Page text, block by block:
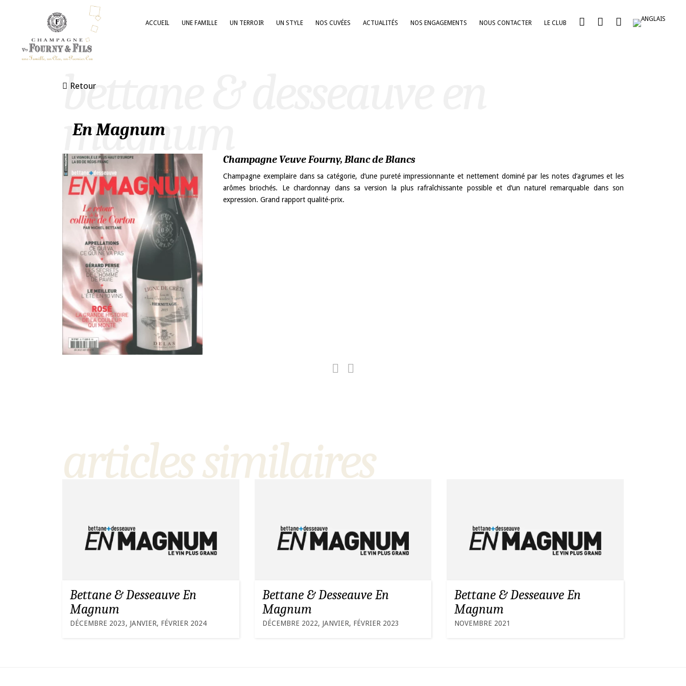
ACCUEIL UNE FAMILLE UN TERROIR UN STYLE NOS CUVÉES ACTUALITÉS NOS ENGAGEMENTS NOUS CONTACTER LE CLUB
Retour
bettane & desseauve en
magnum
En Magnum
Champagne Veuve Fourny, Blanc de Blancs
Champagne exemplaire dans sa catégorie, d’une pureté impressionnante et nettement dominé par les notes d’agrumes et les
arômes briochés. Le chardonnay dans sa version la plus rafraîchissante possible et d’un naturel remarquable dans son
expression. Grand rapport qualité-prix.
articles similaires
Bettane & Desseauve En
Magnum
DÉCEMBRE 2023, JANVIER, FÉVRIER 2024
Bettane & Desseauve En
Magnum
DÉCEMBRE 2022, JANVIER, FÉVRIER 2023
Bettane & Desseauve En
Magnum
NOVEMBRE 2021